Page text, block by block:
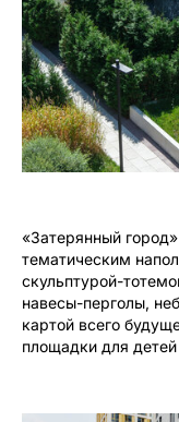
«Затерянный
тематическим
скульптурой-
навесы-перголы,
картой всего
площадки для